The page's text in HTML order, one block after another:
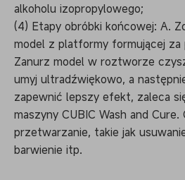
alkoholu izopropylowego;
(4) Etapy obróbki końcowej: A.
model z platformy formującej za
Zanurz model w roztworze
umyj ultradźwiękowo, a
zapewnić lepszy efekt, zaleca
maszyny CUBIC Wash and Cure.
przetwarzanie, takie jak
barwienie itp.